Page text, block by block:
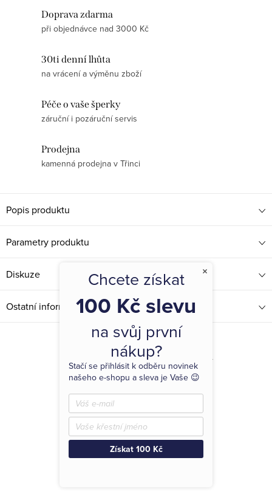
Doprava zdarma
při objednávce nad 3000 Kč
30ti denní lhůta
na vrácení a výměnu zboží
Péče o vaše šperky
záruční i pozáruční servis
Prodejna
kamenná prodejna v Třinci
Popis produktu
Parametry produktu
Diskuze
Ostatní informace
Související produkty
×
Chcete získat
100 Kč slevu
na svůj první
nákup?
Stačí se přihlásit k odběru novinek
našeho e-shopu a sleva je Vaše 😉
Získat 100 Kč